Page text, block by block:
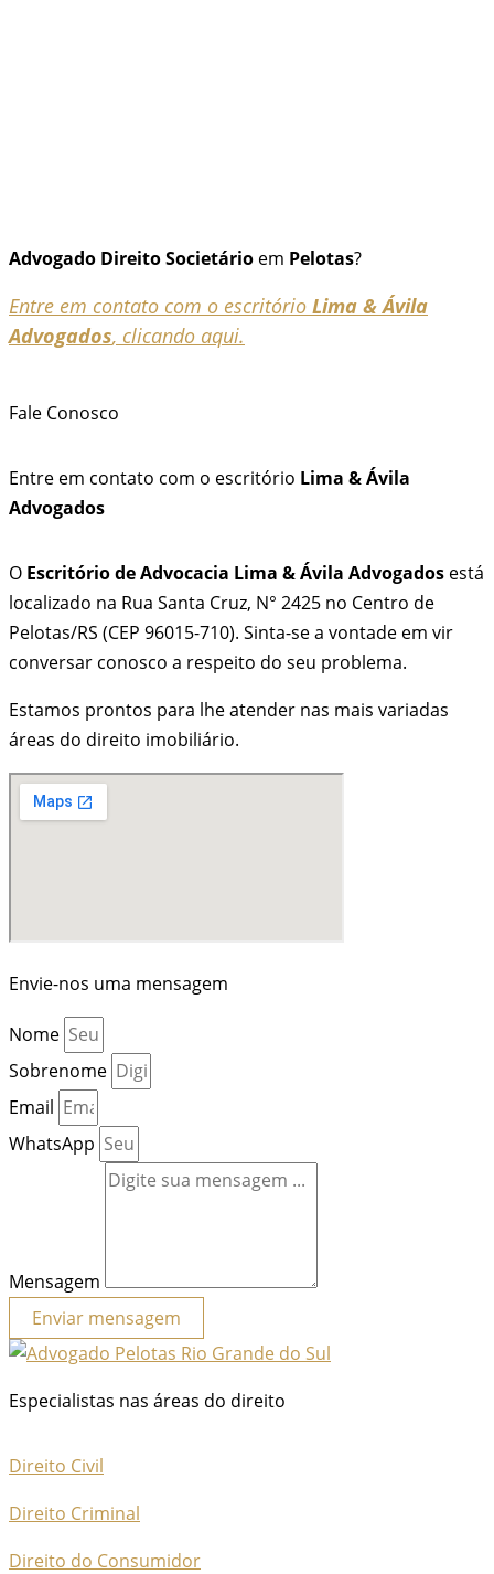
Advogado Direito Societário em Pelotas?
Entre em contato com o escritório Lima & Ávila
Advogados, clicando aqui.
Fale Conosco
Entre em contato com o escritório Lima & Ávila
Advogados
O Escritório de Advocacia Lima & Ávila Advogados está
localizado na Rua Santa Cruz, N° 2425 no Centro de
Pelotas/RS (CEP 96015-710). Sinta-se a vontade em vir
conversar conosco a respeito do seu problema.
Estamos prontos para lhe atender nas mais variadas
áreas do direito imobiliário.
Envie-nos uma mensagem
Nome
Sobrenome
Email
WhatsApp
Mensagem
Enviar mensagem
Especialistas nas áreas do direito
Direito Civil
Direito Criminal
Direito do Consumidor